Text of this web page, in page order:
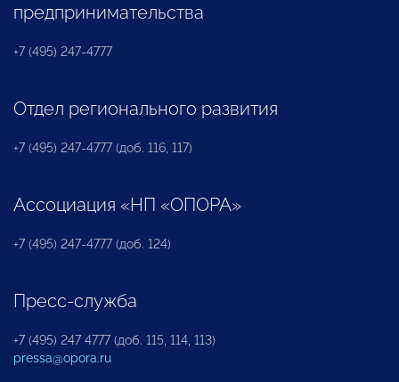
предпринимательства
+7 (495) 247-4777
Отдел регионального развития
+7 (495) 247-4777 (доб. 116, 117)
Ассоциация «НП «ОПОРА»
+7 (495) 247-4777 (доб. 124)
Пресс-служба
+7 (495) 247 4777 (доб. 115, 114, 113)
pressa@opora.ru